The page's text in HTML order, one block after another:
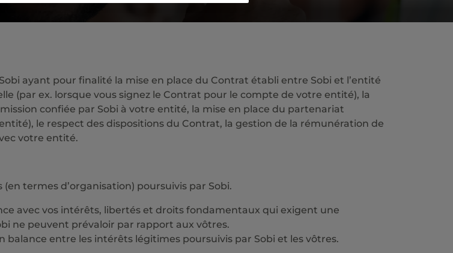
ayant pour finalité la mise en place du Contrat établi entre Sobi et l’entité
(par ex. lorsque vous signez le Contrat pour le compte de votre entité), la
confiée par Sobi à votre entité, la mise en place du partenariat
le respect des dispositions du Contrat, la gestion de la rémunération de
votre entité.
termes d’organisation) poursuivis par Sobi.
avec vos intérêts, libertés et droits fondamentaux qui exigent une
ne peuvent prévaloir par rapport aux vôtres.
balance entre les intérêts légitimes poursuivis par Sobi et les vôtres.